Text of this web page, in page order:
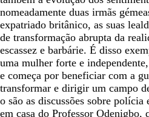
nomeadamente duas irmãs
expatriado britânico, as suas
de transformação abrupta da
escassez e barbárie. É disso
uma mulher forte e
e começa por beneficiar com a
transformar e dirigir um campo
o são as discussões sobre
em casa do Professor Odenigbo,